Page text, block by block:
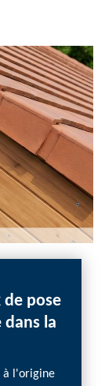
pose
dans la
à l'origine